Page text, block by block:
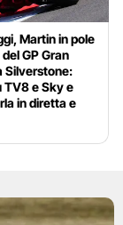
Martin in pole
GP Gran
Silverstone:
TV8 e Sky e
in diretta e